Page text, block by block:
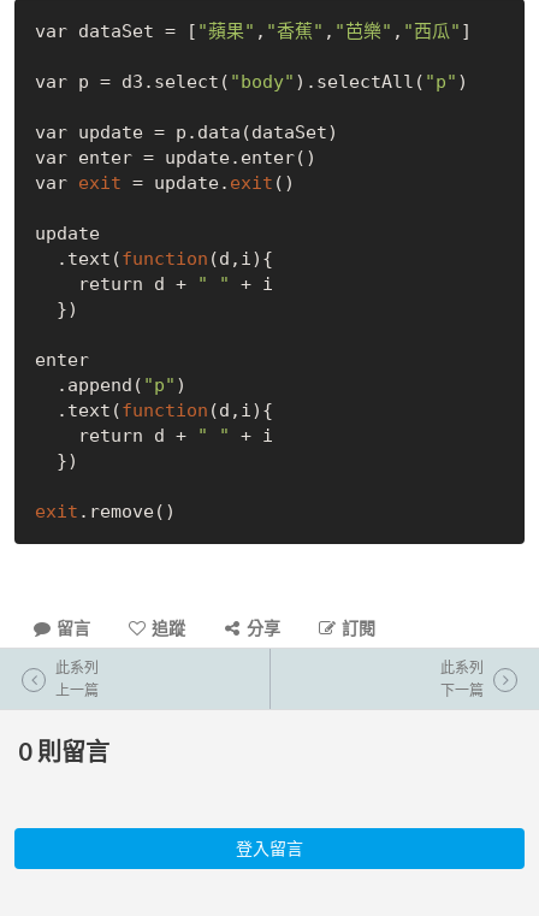
var dataSet = [ "蘋果" , "香蕉" , "芭樂" , "西瓜" ]
var p = d3.select( "body" ).selectAll( "p" )
var update = p.data(dataSet)
var enter = update.enter()
var exit = update. exit ()
update
  .text(
function (d,i){
    return d +
" " + i
enter
  .append(
"p" )
  .text(
function (d,i){
    return d +
" " + i
exit
留言 追蹤 分享 訂閱
此系列
上一篇
此系列
下一篇
0 則留言
登入留言